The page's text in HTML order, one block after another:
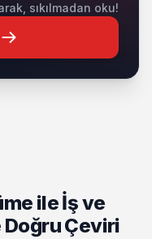
sıkılmadan oku!
ile İş ve
Çeviri